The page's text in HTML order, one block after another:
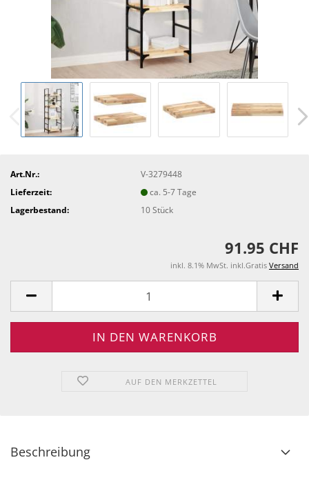
Art.Nr.:
V-3279448
Lieferzeit:
ca. 5-7 Tage
Lagerbestand:
10Stück
91.95 CHF
inkl. 8.1% MwSt. inkl.Gratis Versand
AUF DEN MERKZETTEL
Beschreibung